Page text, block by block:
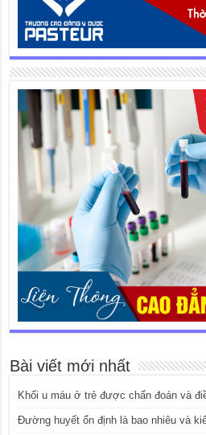
Bài viết mới nhất
Khối u máu ở trẻ được chẩn đoán và
Đường huyết ổn định là bao nhiêu và